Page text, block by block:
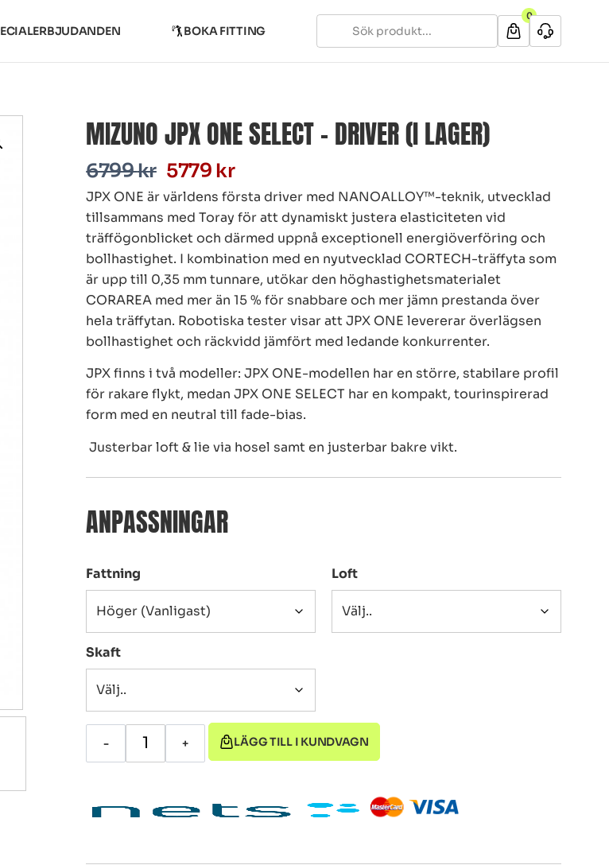
BOKA FITTING
0
MIZUNO JPX ONE SELECT – DRIVER (I LAGER)
6799kr 5779 kr
JPX ONE är världens första driver med NANOALLOY™-teknik, utvecklad
tillsammans med Toray för att dynamiskt justera elasticiteten vid
träffögonblicket och därmed uppnå exceptionell energiöverföring och
bollhastighet. I kombination med en nyutvecklad CORTECH-träffyta som
är upp till 0,35 mm tunnare, utökar den höghastighetsmaterialet
CORAREA med mer än 15 % för snabbare och mer jämn prestanda över
hela träffytan. Robotiska tester visar att JPX ONE levererar överlägsen
bollhastighet och räckvidd jämfört med ledande konkurrenter.
JPX finns i två modeller: JPX ONE-modellen har en större, stabilare profil
för rakare flykt, medan JPX ONE SELECT har en kompakt, tourinspirerad
form med en neutral till fade-bias.
Justerbar loft & lie via hosel samt en justerbar bakre vikt.
ANPASSNINGAR
Fattning Loft
Skaft
- + LÄGG TILL I KUNDVAGN